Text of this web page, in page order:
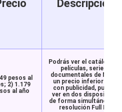
Descripción
pesos al
2) 1.179
al año
Podrás ver el catálogo
películas, series y
documentales de MAX a
un precio inferior pero
con publicidad, puedes
ver en dos dispositivos
de forma simultánea con
resolución Full HD.